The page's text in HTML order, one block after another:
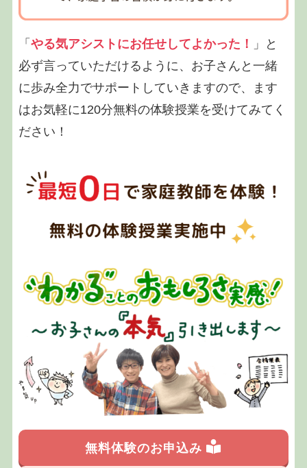
「 やる気アシストにお任せしてよかった！
」と
必ず言っていただけるように、お子さんと一緒
に歩み全力でサポートしていきますので、ます
はお気軽に120分無料の体験授業を受けてみてく
ださい！
無料体験のお申込み